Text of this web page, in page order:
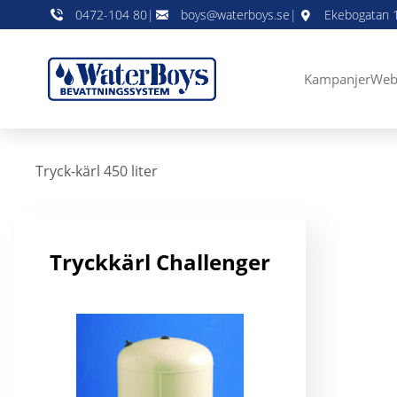
0472-104 80| boys@waterboys.se | Ekebogatan
Kampanjer
Tryck-kärl 450 liter
Tryckkärl Challenger